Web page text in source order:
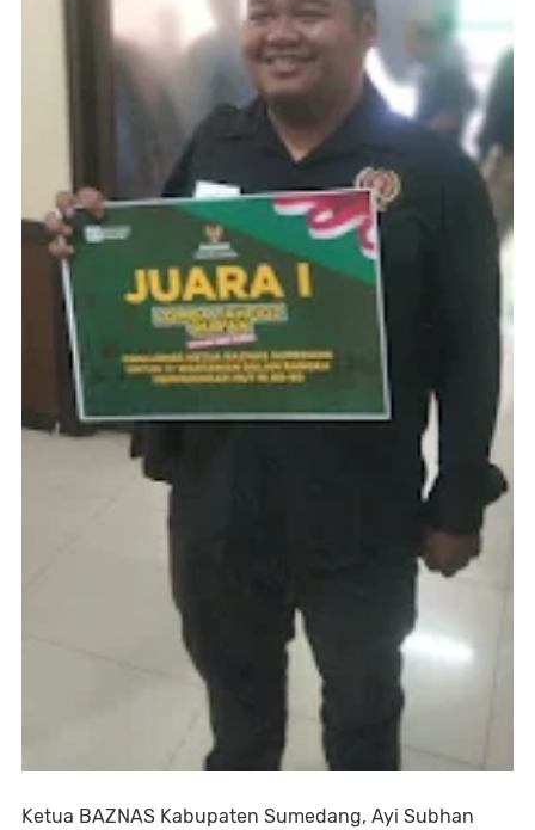
Ketua BAZNAS Kabupaten Sumedang, Ayi Subhan